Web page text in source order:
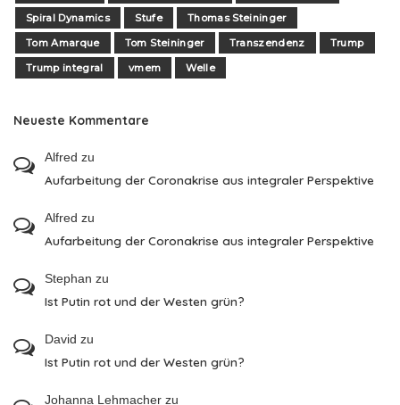
Spiral Dynamics
Stufe
Thomas Steininger
Tom Amarque
Tom Steininger Transzendenz
Trump
Trump integral
vmem Welle
Neueste Kommentare
Alfred zu
Aufarbeitung der Coronakrise aus integraler Perspektive
Alfred zu
Aufarbeitung der Coronakrise aus integraler Perspektive
Stephan zu
Ist Putin rot und der Westen grün?
David zu
Ist Putin rot und der Westen grün?
Johanna Lehmacher zu